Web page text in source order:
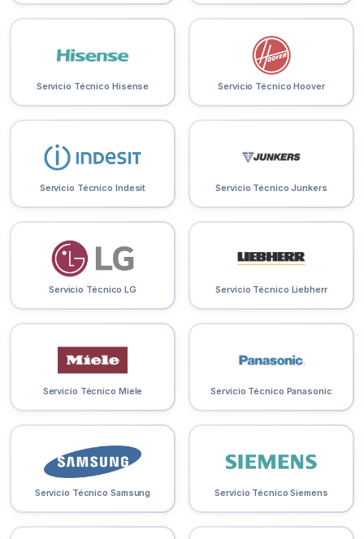
Servicio Técnico Hisense Servicio Técnico Hoover
Servicio Técnico Indesit Servicio Técnico Junkers
Servicio Técnico LG Servicio Técnico Liebherr
Servicio Técnico Miele Servicio Técnico Panasonic
Servicio Técnico Samsung Servicio Técnico Siemens